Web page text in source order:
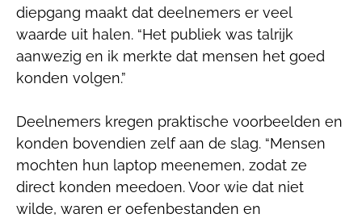
diepgang maakt dat deelnemers er veel
waarde uit halen. “Het publiek was talrijk
aanwezig en ik merkte dat mensen het goed
konden volgen.”
Deelnemers kregen praktische voorbeelden en
konden bovendien zelf aan de slag. “Mensen
mochten hun laptop meenemen, zodat ze
direct konden meedoen. Voor wie dat niet
wilde, waren er oefenbestanden en